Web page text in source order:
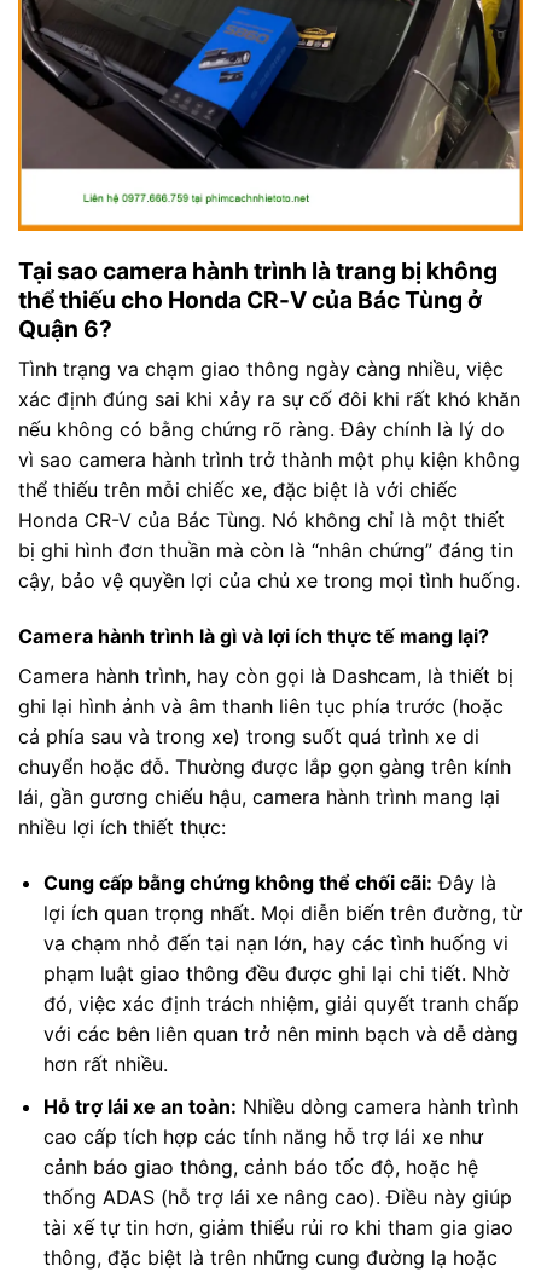
Tại sao camera hành trình là trang bị không
thể thiếu cho Honda CR-V của Bác Tùng ở
Quận 6?
Tình trạng va chạm giao thông ngày càng nhiều, việc
xác định đúng sai khi xảy ra sự cố đôi khi rất khó khăn
nếu không có bằng chứng rõ ràng. Đây chính là lý do
vì sao camera hành trình trở thành một phụ kiện không
thể thiếu trên mỗi chiếc xe, đặc biệt là với chiếc
Honda CR-V của Bác Tùng. Nó không chỉ là một thiết
bị ghi hình đơn thuần mà còn là “nhân chứng” đáng tin
cậy, bảo vệ quyền lợi của chủ xe trong mọi tình huống.
Camera hành trình là gì và lợi ích thực tế mang lại?
Camera hành trình, hay còn gọi là Dashcam, là thiết bị
ghi lại hình ảnh và âm thanh liên tục phía trước (hoặc
cả phía sau và trong xe) trong suốt quá trình xe di
chuyển hoặc đỗ. Thường được lắp gọn gàng trên kính
lái, gần gương chiếu hậu, camera hành trình mang lại
nhiều lợi ích thiết thực:
Cung cấp bằng chứng không thể chối cãi: Đây là
lợi ích quan trọng nhất. Mọi diễn biến trên đường, từ
va chạm nhỏ đến tai nạn lớn, hay các tình huống vi
phạm luật giao thông đều được ghi lại chi tiết. Nhờ
đó, việc xác định trách nhiệm, giải quyết tranh chấp
với các bên liên quan trở nên minh bạch và dễ dàng
hơn rất nhiều.
Hỗ trợ lái xe an toàn: Nhiều dòng camera hành trình
cao cấp tích hợp các tính năng hỗ trợ lái xe như
cảnh báo giao thông, cảnh báo tốc độ, hoặc hệ
thống ADAS (hỗ trợ lái xe nâng cao). Điều này giúp
tài xế tự tin hơn, giảm thiểu rủi ro khi tham gia giao
thông, đặc biệt là trên những cung đường lạ hoặc